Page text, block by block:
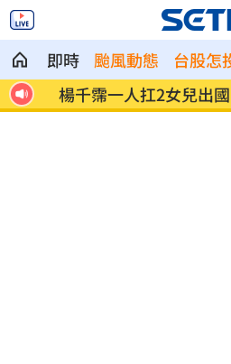
即時 颱風動態 台股怎
後
楊千霈一人扛2女兒出國